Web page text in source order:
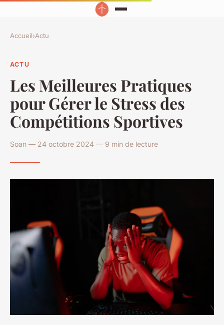
Accueil›Actu
ACTU
Les Meilleures Pratiques
pour Gérer le Stress des
Compétitions Sportives
Soan — 24 octobre 2024 — 9 min de lecture